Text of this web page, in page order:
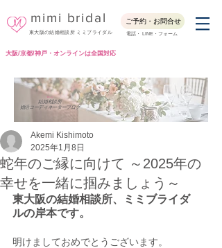
東大阪の結婚相談所 ミミブライダル
mimi bridal ご予約・お問合せ
電話・ LINE・フォーム
大阪/京都/神戸・オンラインは全国対応
結婚相談所
婚活コーディネーターブログ
Blog
蛇年のご縁に向けて ～2025年の
幸せを一緒に掴みましょう～
Akemi Kishimoto
2025年1月8日
東大阪の結婚相談所、ミミブライダ
ルの岸本です。
明けましておめでとうございます。